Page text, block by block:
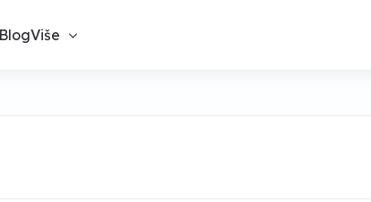
BlogViše